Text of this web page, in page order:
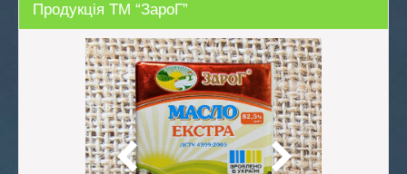
Продукція ТМ “ЗароГ”